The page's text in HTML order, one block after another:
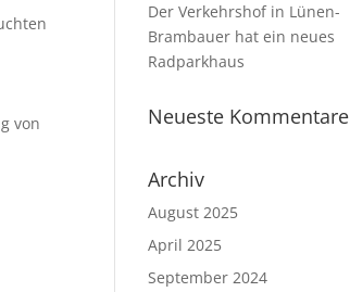
von
Der Verkehrshof in Lünen-
Brambauer hat ein neues
Radparkhaus
Neueste Kommentare
Archiv
August 2025
April 2025
September 2024